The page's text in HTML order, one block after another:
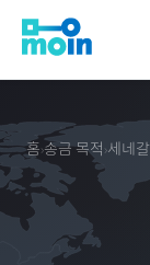
홈›송금 목적 ›세네갈